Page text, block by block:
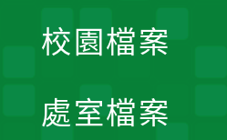
校園檔案
處室檔案